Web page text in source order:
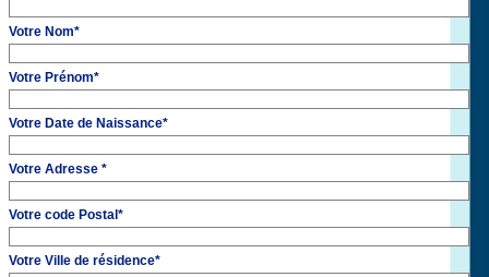
Votre Nom*
Votre Prénom*
Votre Date de Naissance*
Votre Adresse *
Votre code Postal *
Votre Ville de résidence*